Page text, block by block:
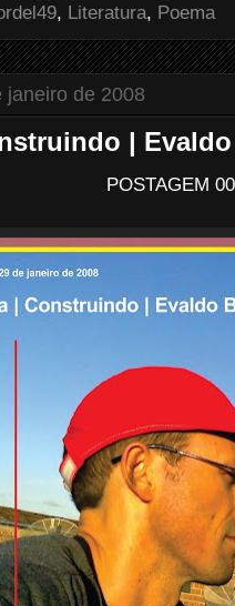
, Literatura, Poema
janeiro de 2008
|
POSTAGEM